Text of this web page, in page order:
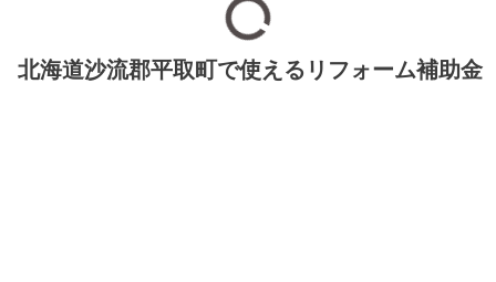
北海道沙流郡平取町で使えるリフォーム補助金